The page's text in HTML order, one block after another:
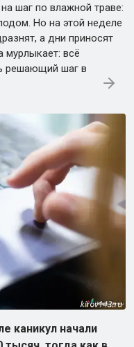
шаг по влажной траве:
Но на этой неделе
а дни приносят
мурлыкает: всё
решающий шаг в
каникул начали